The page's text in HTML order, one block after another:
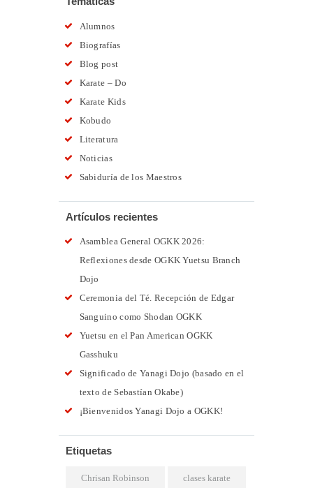
Alumnos
Biografías
Blog post
Karate – Do
Karate Kids
Kobudo
Literatura
Noticias
Sabiduría de los Maestros
Artículos recientes
Asamblea General OGKK 2026:
Reflexiones desde OGKK Yuetsu Branch
Dojo
Ceremonia del Té. Recepción de Edgar
Sanguino como Shodan OGKK
Yuetsu en el Pan American OGKK
Gasshuku
Significado de Yanagi Dojo (basado en el
texto de Sebastían Okabe)
¡Bienvenidos Yanagi Dojo a OGKK!
Etiquetas
Chrisan Robinson clases karate